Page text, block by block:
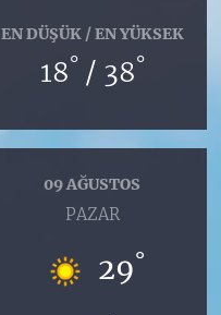
EN DÜŞÜK / EN YÜKSEK
18° / 38°
09 AĞUSTOS
PAZAR
29°